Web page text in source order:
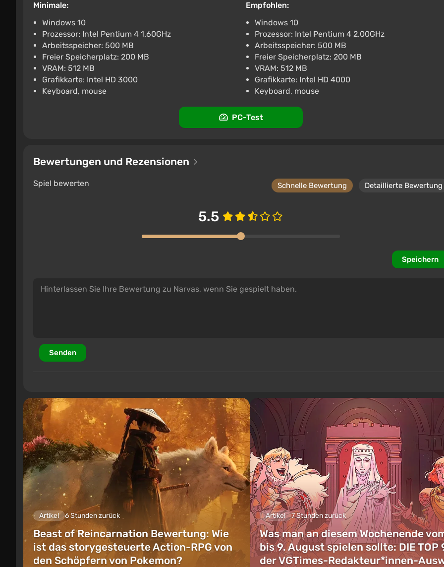
Minimale:
Windows 10
Prozessor: Intel Pentium 4 1.60GHz
Arbeitsspeicher: 500 MB
Freier Speicherplatz: 200 MB
VRAM: 512 MB
Grafikkarte: Intel HD 3000
Keyboard, mouse
Empfohlen:
Windows 10
Prozessor: Intel Pentium 4 2.00GHz
Arbeitsspeicher: 500 MB
Freier Speicherplatz: 200 MB
VRAM: 512 MB
Grafikkarte: Intel HD 4000
Keyboard, mouse
PC-Test
Bewertungen und Rezensionen
Spiel bewerten Schnelle Bewertung Detaillierte Bewertung
5.5
Speichern
Senden
Artikel 6 Stunden zurück
Beast of Reincarnation Bewertung: Wie
ist das storygesteuerte Action-RPG von
den Schöpfern von Pokemon?
Artikel 7 Stunden zurück
Was man an diesem Wochenende
bis 9. August spielen sollte: DIE TOP
der VGTimes-Redakteur*innen-